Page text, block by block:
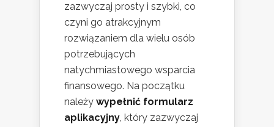
zazwyczaj prosty i szybki, co
czyni go atrakcyjnym
rozwiązaniem dla wielu osób
potrzebujących
natychmiastowego wsparcia
finansowego. Na początku
należy wypełnić formularz
aplikacyjny, który zazwyczaj